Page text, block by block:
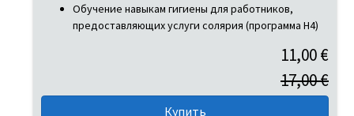
Обучение навыкам гигиены для работников,
предоставляющих услуги солярия (программа H4)
11,00 €
17,00 €